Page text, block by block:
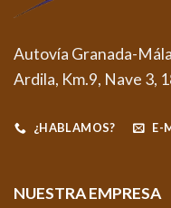
Autovía Granada-
Ardila, Km.9, Nave 3,
¿HABLAMOS? E-
NUESTRA EMPRESA